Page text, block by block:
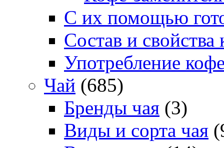
С их помощью
Состав и свойства
Употребление
Чай (685)
Бренды чая (3)
Виды и сорта чая